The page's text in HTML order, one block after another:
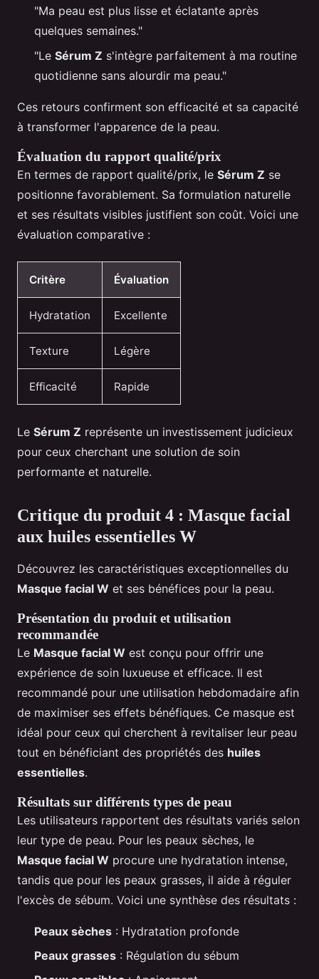
"Ma peau est plus lisse et éclatante après
quelques semaines."
"Le Sérum Z s'intègre parfaitement à ma routine
quotidienne sans alourdir ma peau."
Ces retours confirment son efficacité et sa capacité
à transformer l'apparence de la peau.
Évaluation du rapport qualité/prix
En termes de rapport qualité/prix, le Sérum Z se
positionne favorablement. Sa formulation naturelle
et ses résultats visibles justifient son coût. Voici une
évaluation comparative :
Critère Évaluation
Hydratation Excellente
Texture Légère
Efficacité Rapide
Le Sérum Z représente un investissement judicieux
pour ceux cherchant une solution de soin
performante et naturelle.
Critique du produit 4 : Masque facial
aux huiles essentielles W
Découvrez les caractéristiques exceptionnelles du
Masque facial W et ses bénéfices pour la peau.
Présentation du produit et utilisation
recommandée
Le Masque facial W est conçu pour offrir une
expérience de soin luxueuse et efficace. Il est
recommandé pour une utilisation hebdomadaire afin
de maximiser ses effets bénéfiques. Ce masque est
idéal pour ceux qui cherchent à revitaliser leur peau
tout en bénéficiant des propriétés des huiles
essentielles.
Résultats sur différents types de peau
Les utilisateurs rapportent des résultats variés selon
leur type de peau. Pour les peaux sèches, le
Masque facial W procure une hydratation intense,
tandis que pour les peaux grasses, il aide à réguler
l'excès de sébum. Voici une synthèse des résultats :
Peaux sèches : Hydratation profonde
Peaux grasses : Régulation du sébum